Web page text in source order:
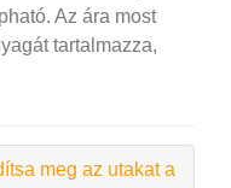
Az ára most
tartalmazza,
meg az utakat a